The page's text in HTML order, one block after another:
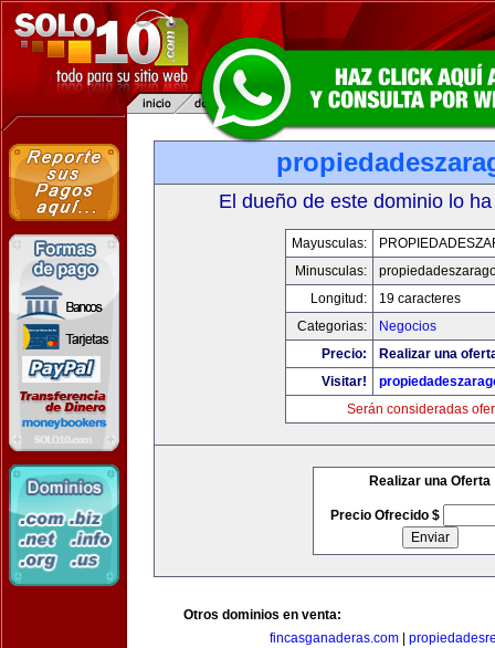
El dueño de este dominio lo
Mayusculas:
Minusculas:
Longitud:
19 caracteres
Categorias:
Negocios
Precio:
Realizar una
Visitar!
Serán consideradas
Realizar una Oferta
Precio Ofrecido $
Otros dominios en venta:
fincasganaderas.com|